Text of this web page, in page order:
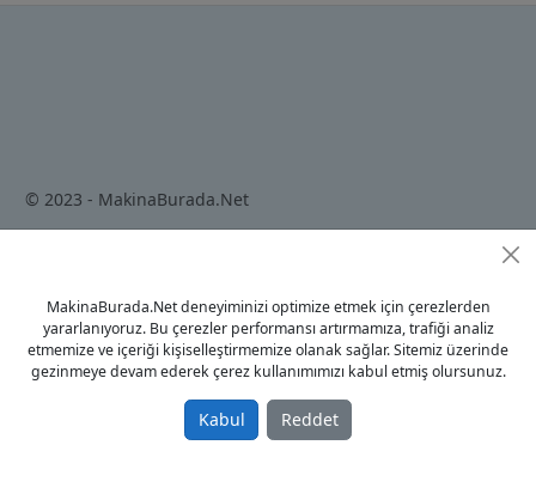
© 2023 - MakinaBurada.Net
Gizlilik Politikası
Kullanım Koşulları
İletişim
MakinaBurada.Net deneyiminizi optimize etmek için çerezlerden
yararlanıyoruz. Bu çerezler performansı artırmamıza, trafiği analiz
etmemize ve içeriği kişiselleştirmemize olanak sağlar. Sitemiz üzerinde
gezinmeye devam ederek çerez kullanımımızı kabul etmiş olursunuz.
Kabul Reddet